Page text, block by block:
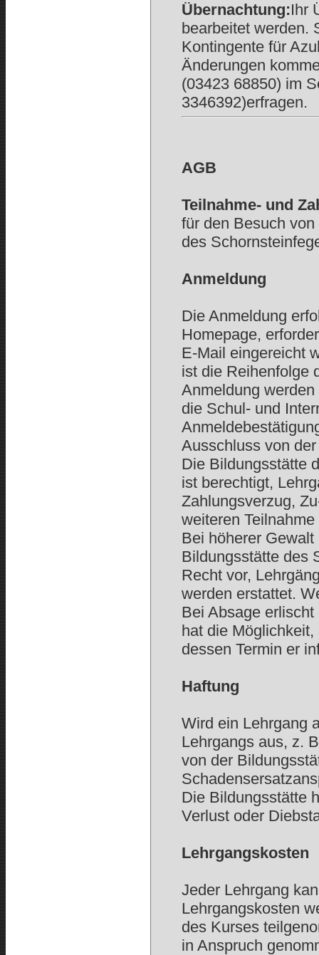
Übernachtung:Ihr
bearbeitet werden.
Kontingente für
Änderungen
(03423 68850) im
3346392)erfragen.
AGB
Teilnahme- und
für den Besuch
des
Anmeldung
Die Anmeldung
Homepage,
E-Mail eingereicht
ist die Reihenfolge
Anmeldung
die Schul- und
Ausschluss von
Die Bildungsstätte
ist berechtigt,
Zahlungsverzug,
weiteren
Bei höherer
Bildungsstätte des
Recht vor,
werden erstattet.
Bei Absage
hat die
dessen Termin er
Haftung
Wird ein Lehrgang
Lehrgangs aus, z.
von der
Die Bildungsstätte
Verlust oder
Lehrgangskosten
Jeder Lehrgang
Lehrgangskosten
des Kurses
in Anspruch